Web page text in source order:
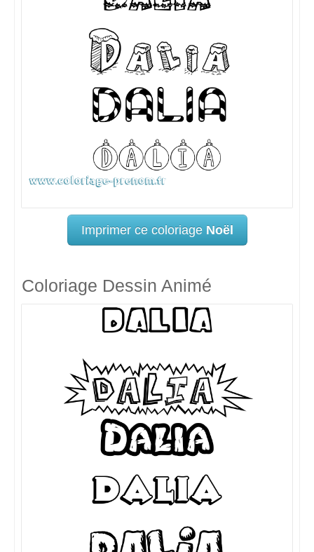
Imprimer ce coloriage Noël
Coloriage Dessin Animé